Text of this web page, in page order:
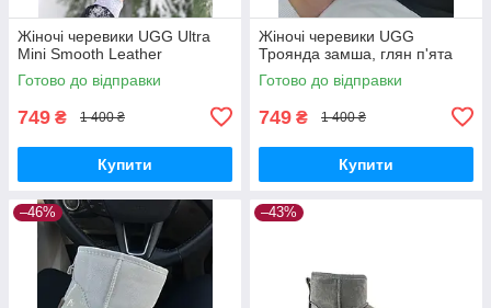
Жіночі черевики UGG Ultra
Mini Smooth Leather
Готово до відправки
749 ₴ 1 400 ₴
Купити
Жіночі черевики UGG
Троянда замша, глян п'ята
Готово до відправки
749 ₴ 1 400 ₴
Купити
–46% –43%